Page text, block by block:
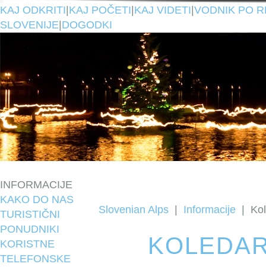
KAJ ODKRITI KAJ POČETI KAJ VIDETI VODNIK PO
SLOVENIJE DOGODKI
INFORMACIJE
KAKO DO NAS
TURISTIČNI
PONUDNIKI
KORISTNE
TELEFONSKE
Slovenian Alps Informacije